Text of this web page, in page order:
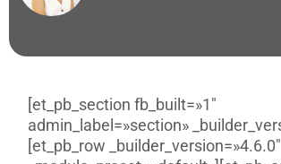
[et_pb_section fb_built=»1″
admin_label=»section»
[et_pb_row _builder_version=»4.6.0″